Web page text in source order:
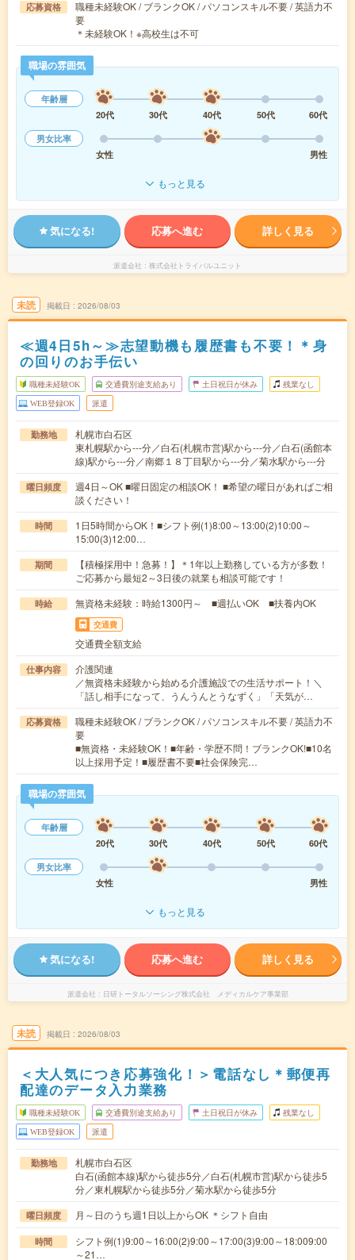
応募資格
職種未経験OK / ブランクOK / パソコンスキル不要 / 英語力不
要
＊未経験OK！※高校生は不可
職場の雰囲気
年齢層
20代
30代 40代 50代
60代
男女比率
女性
男性
もっと見る
気になる! 応募へ進む 詳しく見る
派遣会社 株式会社トライバルユニット
未読 掲載日 2026/08/03
≪週4日5h～≫志望動機も履歴書も不要！＊身
の回りのお手伝い
職種未経験OK 交通費別途支給あり 土日祝日が休み 残業なし
WEB登録OK 派遣
勤務地
札幌市白石区
東札幌駅から---分／白石(札幌市営)駅から---分／白石(函館本
線)駅から---分／南郷１８丁目駅から---分／菊水駅から---分
曜日頻度
週4日～OK ■曜日固定の相談OK！ ■希望の曜日があればご相
談ください！
時間
1日5時間からOK！■シフト例(1)8:00～13:00(2)10:00～
15:00(3)12:00…
期間
【積極採用中！急募！】＊1年以上勤務している方が多数！
ご応募から最短2～3日後の就業も相談可能です！
時給 無資格未経験：時給1300円～ ■週払いOK ■扶養内OK
交通費
交通費全額支給
仕事内容
介護関連
／無資格未経験から始める介護施設での生活サポート！＼
「話し相手になって、うんうんとうなずく」「天気が…
応募資格
職種未経験OK / ブランクOK / パソコンスキル不要 / 英語力不
要
■無資格・未経験OK！■年齢・学歴不問！ブランクOK!■10名
以上採用予定！■履歴書不要■社会保険完…
職場の雰囲気
年齢層
20代
30代 40代 50代
60代
男女比率
女性
男性
もっと見る
気になる! 応募へ進む 詳しく見る
派遣会社 日研トータルソーシング株式会社 メディカルケア事業部
未読 掲載日 2026/08/03
＜大人気につき応募強化！＞電話なし＊郵便再
配達のデータ入力業務
職種未経験OK 交通費別途支給あり 土日祝日が休み 残業なし
WEB登録OK 派遣
勤務地
札幌市白石区
白石(函館本線)駅から徒歩5分／白石(札幌市営)駅から徒歩5
分／東札幌駅から徒歩5分／菊水駅から徒歩5分
曜日頻度 月～日のうち週1日以上からOK ＊シフト自由
時間
シフト例(1)9:00～16:00(2)9:00～17:00(3)9:00～18:009:00
～21…